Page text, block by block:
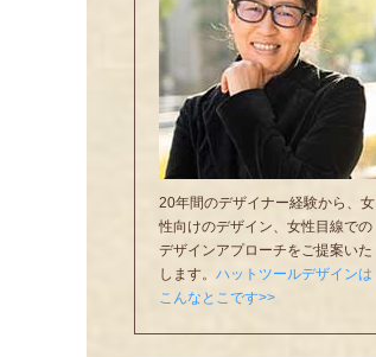
20年間のデザイナー経験から、女
性向けのデザイン、女性目線での
デザインアプローチをご提案いた
します。 ハットツールデザインは
こんなとこです>>